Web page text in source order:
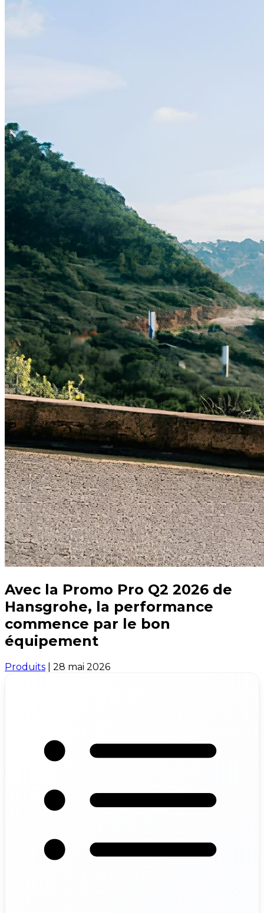
Avec la Promo Pro Q2 2026 de
Hansgrohe, la performance
commence par le bon
équipement
Produits 28 mai 2026